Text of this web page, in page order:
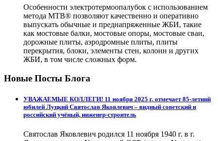
Особенности электротермоопалубок с использованием
метода МТВ® позволяют качественно и оперативно
выпускать обычные и преднапряженные ЖБИ, такие
как мостовые балки, мостовые опоры, мостовые сваи,
дорожные плиты, аэродромные плиты, плиты
перекрытия, блоки, элементы стен, колонн и других
ЖБИ, в том числе сложных форм.
Новые Посты Блога
УВАЖАЕМЫЕ КОЛЛЕГИ! 11 ноября 2025 г. отмечает 85-летний
юбилей Луцкий Святослав Яковлевич – видный советский и
российский учёный, инженер-строитель
Святослав Яковлевич родился 11 ноября 1940 г. в г.